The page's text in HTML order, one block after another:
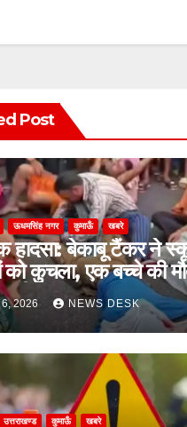
Post
ऊधमसिंह नगर कुमाऊँ खबरे
हादसा: बेकाबू टैंकर ने
को कुचला, एक बच्चे की
2026 NEWS DESK
उत्तराखण्ड कुमाऊँ खबरे